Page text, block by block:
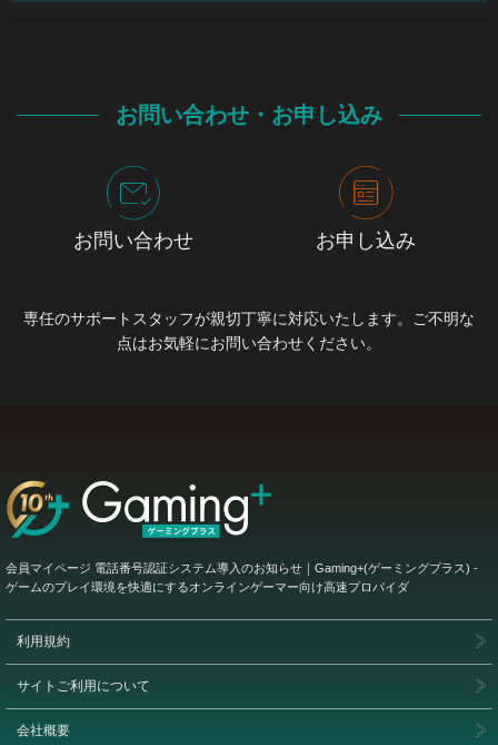
お問い合わせ・お申し込み
お問い合わせ お申し込み
専任のサポートスタッフが親切丁寧に対応いたします。ご不明な
点はお気軽にお問い合わせください。
会員マイページ 電話番号認証システム導入のお知らせ｜Gaming+(ゲーミングプラス) -
ゲームのプレイ環境を快適にするオンラインゲーマー向け高速プロバイダ
利用規約
サイトご利用について
会社概要